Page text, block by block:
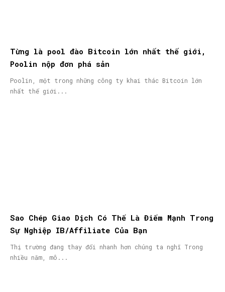
Từng là pool đào Bitcoin lớn nhất thế giới,
Poolin nộp đơn phá sản
Poolin, một trong những công ty khai thác Bitcoin lớn
nhất thế giới...
Sao Chép Giao Dịch Có Thể Là Điểm Mạnh Trong
Sự Nghiệp IB/Affiliate Của Bạn
Thị trường đang thay đổi nhanh hơn chúng ta nghĩ Trong
nhiều năm, mô...